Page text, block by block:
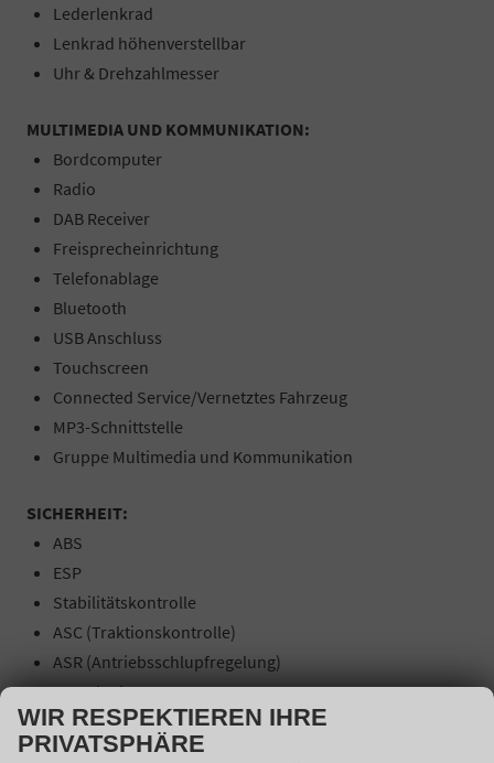
Lederlenkrad
Lenkrad höhenverstellbar
Uhr & Drehzahlmesser
MULTIMEDIA UND KOMMUNIKATION:
Bordcomputer
Radio
DAB Receiver
Freisprecheinrichtung
Telefonablage
Bluetooth
USB Anschluss
Touchscreen
Connected Service/Vernetztes Fahrzeug
MP3-Schnittstelle
Gruppe Multimedia und Kommunikation
SICHERHEIT:
ABS
ESP
Stabilitätskontrolle
ASC (Traktionskontrolle)
ASR (Antriebsschlupfregelung)
Servolenkung
Start-/Stopp-Automatik
Lichtsensor
WIR RESPEKTIEREN IHRE
PRIVATSPHÄRE